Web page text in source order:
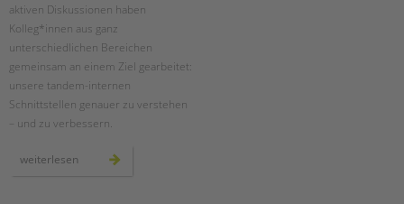
aktiven Diskussionen haben
Kolleg*innen aus ganz
unterschiedlichen Bereichen
gemeinsam an einem Ziel gearbeitet:
unsere tandem-internen
Schnittstellen genauer zu verstehen
– und zu verbessern.
weiterlesen schnittstellengespräche:
bereichsübergreifender